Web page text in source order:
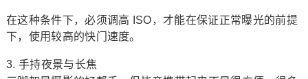
在这种条件下，必须调高 ISO，才能在保证正常曝光的前提
下，使用较高的快门速度。
3. 手持夜景与长焦